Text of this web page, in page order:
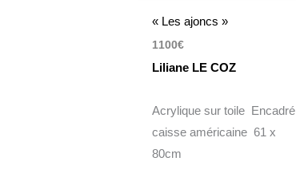
« Les ajoncs »
1100€
Liliane LE COZ
Acrylique sur toile Encadré
caisse américaine 61 x
80cm